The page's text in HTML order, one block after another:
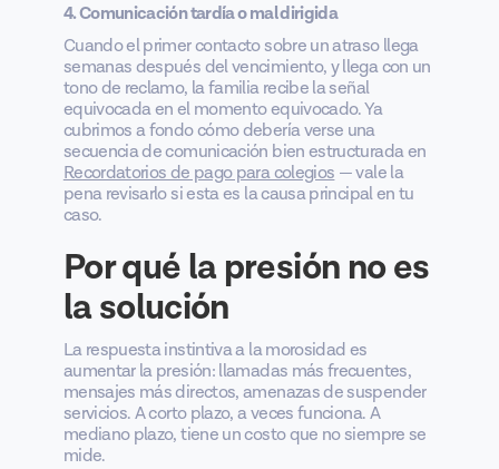
4. Comunicación tardía o mal dirigida
Cuando el primer contacto sobre un atraso llega
semanas después del vencimiento, y llega con un
tono de reclamo, la familia recibe la señal
equivocada en el momento equivocado. Ya
cubrimos a fondo cómo debería verse una
secuencia de comunicación bien estructurada en
Recordatorios de pago para colegios — vale la
pena revisarlo si esta es la causa principal en tu
caso.
Por qué la presión no es
la solución
La respuesta instintiva a la morosidad es
aumentar la presión: llamadas más frecuentes,
mensajes más directos, amenazas de suspender
servicios. A corto plazo, a veces funciona. A
mediano plazo, tiene un costo que no siempre se
mide.